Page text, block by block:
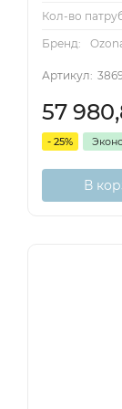
L –
Тип
GL –
Кол-во
Бренд:
Артикул:
57
- 25%
В